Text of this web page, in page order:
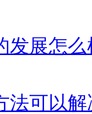
发展怎么
法可以